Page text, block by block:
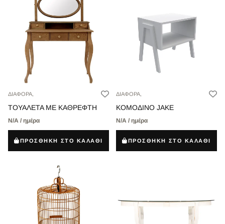
ΔΙΑΦΟΡΑ,
ΤΟΥΑΛΕΤΑ ΜΕ ΚΑΘΡΕΦΤΗ
Ν/Α / ημέρα
ΠΡΟΣΘΗΚΗ ΣΤΟ ΚΑΛΑΘΙ
ΔΙΑΦΟΡΑ,
ΚΟΜΟΔΙΝΟ JAKE
Ν/Α / ημέρα
ΠΡΟΣΘΗΚΗ ΣΤΟ ΚΑΛΑΘΙ